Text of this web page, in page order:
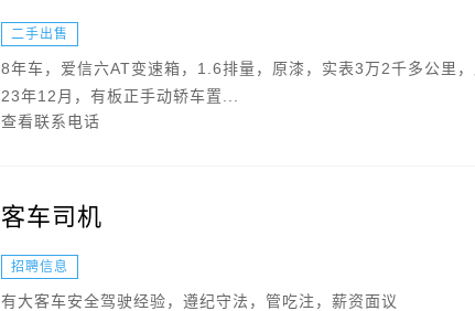
二手出售
8年车，爱信六AT变速箱，1.6排量，原漆，实表3万2千多公里
23年12月，有板正手动轿车置...
查看联系电话
客车司机
招聘信息
有大客车安全驾驶经验，遵纪守法，管吃注，薪资面议